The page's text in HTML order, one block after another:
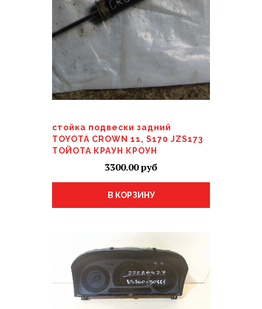
стойка подвески задний
TOYOTA CROWN 11, S170 JZS173
ТОЙОТА КРАУН КРОУН
3300.00
В КОРЗИНУ